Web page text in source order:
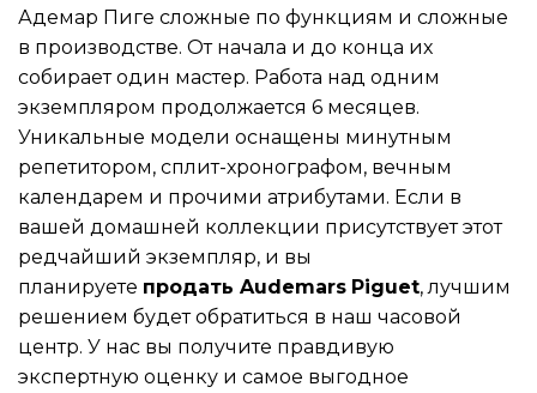
Адемар Пиге сложные по функциям и сложные
в производстве. От начала и до конца их
собирает один мастер. Работа над одним
экземпляром продолжается 6 месяцев.
Уникальные модели оснащены минутным
репетитором, сплит-хронографом, вечным
календарем и прочими атрибутами. Если в
вашей домашней коллекции присутствует этот
редчайший экземпляр, и вы
планируете продать Audemars Piguet, лучшим
решением будет обратиться в наш часовой
центр. У нас вы получите правдивую
экспертную оценку и самое выгодное